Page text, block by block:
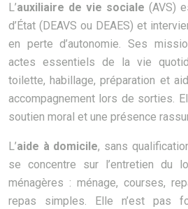
L’auxiliaire de vie sociale (AVS)
d’État (DEAVS ou DEAES) et
en perte d’autonomie. Ses
actes essentiels de la vie
toilette, habillage, préparation et
accompagnement lors de sorties.
soutien moral et une présence
L’aide à domicile, sans
se concentre sur l’entretien du
ménagères : ménage, courses,
repas simples. Elle n’est pas